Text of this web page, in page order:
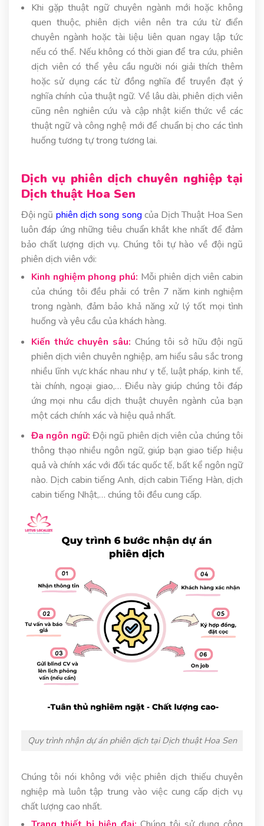
Khi gặp thuật ngữ chuyên ngành mới hoặc không
quen thuộc, phiên dịch viên nên tra cứu từ điển
chuyên ngành hoặc tài liệu liên quan ngay lập tức
nếu có thể. Nếu không có thời gian để tra cứu, phiên
dịch viên có thể yêu cầu người nói giải thích thêm
hoặc sử dụng các từ đồng nghĩa để truyền đạt ý
nghĩa chính của thuật ngữ. Về lâu dài, phiên dịch viên
cũng nên nghiên cứu và cập nhật kiến thức về các
thuật ngữ và công nghệ mới để chuẩn bị cho các tình
huống tương tự trong tương lai.
Dịch vụ phiên dịch chuyên nghiệp tại
Dịch thuật Hoa Sen
Đội ngũ phiên dịch song song của Dịch Thuật Hoa Sen
luôn đáp ứng những tiêu chuẩn khắt khe nhất để đảm
bảo chất lượng dịch vụ. Chúng tôi tự hào về đội ngũ
phiên dịch viên với:
Kinh nghiệm phong phú: Mỗi phiên dịch viên cabin
của chúng tôi đều phải có trên 7 năm kinh nghiệm
trong ngành, đảm bảo khả năng xử lý tốt mọi tình
huống và yêu cầu của khách hàng.
Kiến thức chuyên sâu: Chúng tôi sở hữu đội ngũ
phiên dịch viên chuyên nghiệp, am hiểu sâu sắc trong
nhiều lĩnh vực khác nhau như y tế, luật pháp, kinh tế,
tài chính, ngoại giao,… Điều này giúp chúng tôi đáp
ứng mọi nhu cầu dịch thuật chuyên ngành của bạn
một cách chính xác và hiệu quả nhất.
Đa ngôn ngữ: Đội ngũ phiên dịch viên của chúng tôi
thông thạo nhiều ngôn ngữ, giúp bạn giao tiếp hiệu
quả và chính xác với đối tác quốc tế, bất kể ngôn ngữ
nào. Dịch cabin tiếng Anh, dịch cabin Tiếng Hàn, dịch
cabin tiếng Nhật,… chúng tôi đều cung cấp.
Quy trình nhận dự án phiên dịch tại Dịch thuật Hoa Sen
Chúng tôi nói không với việc phiên dịch thiếu chuyên
nghiệp mà luôn tập trung vào việc cung cấp dịch vụ
chất lượng cao nhất.